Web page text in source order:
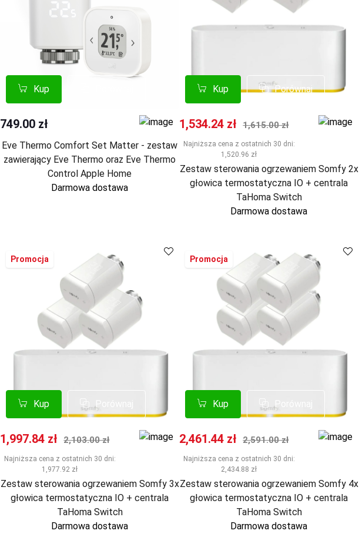
Kup
Kup
749.00 zł
Eve Thermo Comfort Set Matter - zestaw
zawierający Eve Thermo oraz Eve Thermo
Control Apple Home
Darmowa dostawa
Kup Porównaj
Kup Porównaj
Cena promocyjna
1,534.24 zł Normalna cena
1,615.00 zł
Najniższa cena z ostatnich 30 dni:
1,520.96 zł
Zestaw sterowania ogrzewaniem Somfy 2x
głowica termostatyczna IO + centrala
TaHoma Switch
Darmowa dostawa
Kup Porównaj
Kup Porównaj
Promocja
Cena promocyjna
1,997.84 zł Normalna cena
2,103.00 zł
Najniższa cena z ostatnich 30 dni:
1,977.92 zł
Zestaw sterowania ogrzewaniem Somfy 3x
głowica termostatyczna IO + centrala
TaHoma Switch
Darmowa dostawa
Kup Porównaj
Kup Porównaj
Promocja
Cena promocyjna
2,461.44 zł Normalna cena
2,591.00 zł
Najniższa cena z ostatnich 30 dni:
2,434.88 zł
Zestaw sterowania ogrzewaniem Somfy 4x
głowica termostatyczna IO + centrala
TaHoma Switch
Darmowa dostawa